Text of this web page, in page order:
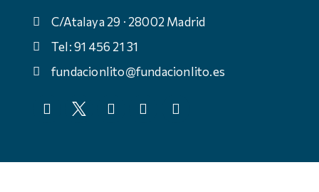
C/Atalaya 29 · 28002 Madrid
Tel: 91 456 21 31
fundacionlito@fundacionlito.es